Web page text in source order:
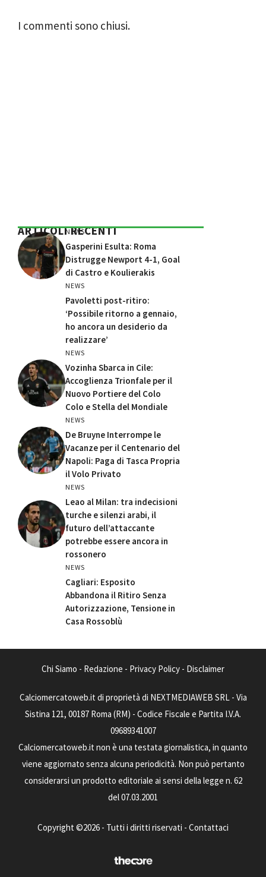
I commenti sono chiusi.
ARTICOLI RECENTI
NEWS
Gasperini Esulta: Roma
Distrugge Newport 4-1, Goal
di Castro e Koulierakis
NEWS
Pavoletti post-ritiro:
‘Possibile ritorno a gennaio,
ho ancora un desiderio da
realizzare’
NEWS
Vozinha Sbarca in Cile:
Accoglienza Trionfale per il
Nuovo Portiere del Colo
Colo e Stella del Mondiale
NEWS
De Bruyne Interrompe le
Vacanze per il Centenario del
Napoli: Paga di Tasca Propria
il Volo Privato
NEWS
Leao al Milan: tra indecisioni
turche e silenzi arabi, il
futuro dell’attaccante
potrebbe essere ancora in
rossonero
NEWS
Cagliari: Esposito
Abbandona il Ritiro Senza
Autorizzazione, Tensione in
Casa Rossoblù
Chi Siamo - Redazione - Privacy Policy - Disclaimer
Calciomercatoweb.it di proprietà di NEXTMEDIAWEB SRL - Via
Sistina 121, 00187 Roma (RM) - Codice Fiscale e Partita I.V.A.
09689341007
Calciomercatoweb.it non è una testata giornalistica, in quanto
viene aggiornato senza alcuna periodicità. Non può pertanto
considerarsi un prodotto editoriale ai sensi della legge n. 62
del 07.03.2001
Copyright ©2026 - Tutti i diritti riservati - Contattaci